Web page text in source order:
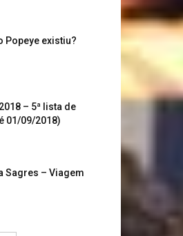
Popeye existiu?
– 5ª lista de
01/09/2018)
Sagres – Viagem